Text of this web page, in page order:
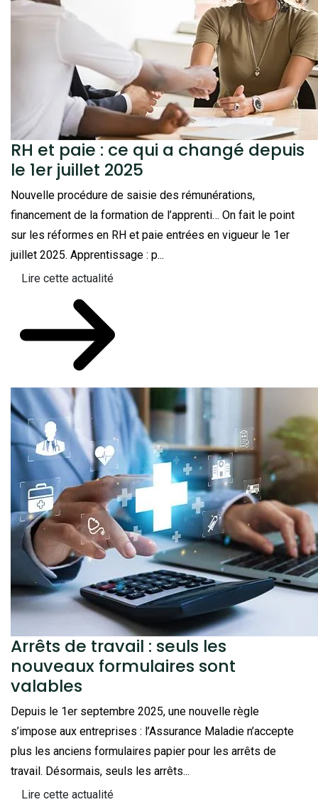
RH et paie : ce qui a changé depuis
le 1er juillet 2025
Nouvelle procédure de saisie des rémunérations,
financement de la formation de l’apprenti… On fait le point
sur les réformes en RH et paie entrées en vigueur le 1er
juillet 2025. Apprentissage : p...
Lire cette actualité
Arrêts de travail : seuls les
nouveaux formulaires sont
valables
Depuis le 1er septembre 2025, une nouvelle règle
s’impose aux entreprises : l’Assurance Maladie n’accepte
plus les anciens formulaires papier pour les arrêts de
travail. Désormais, seuls les arrêts...
Lire cette actualité